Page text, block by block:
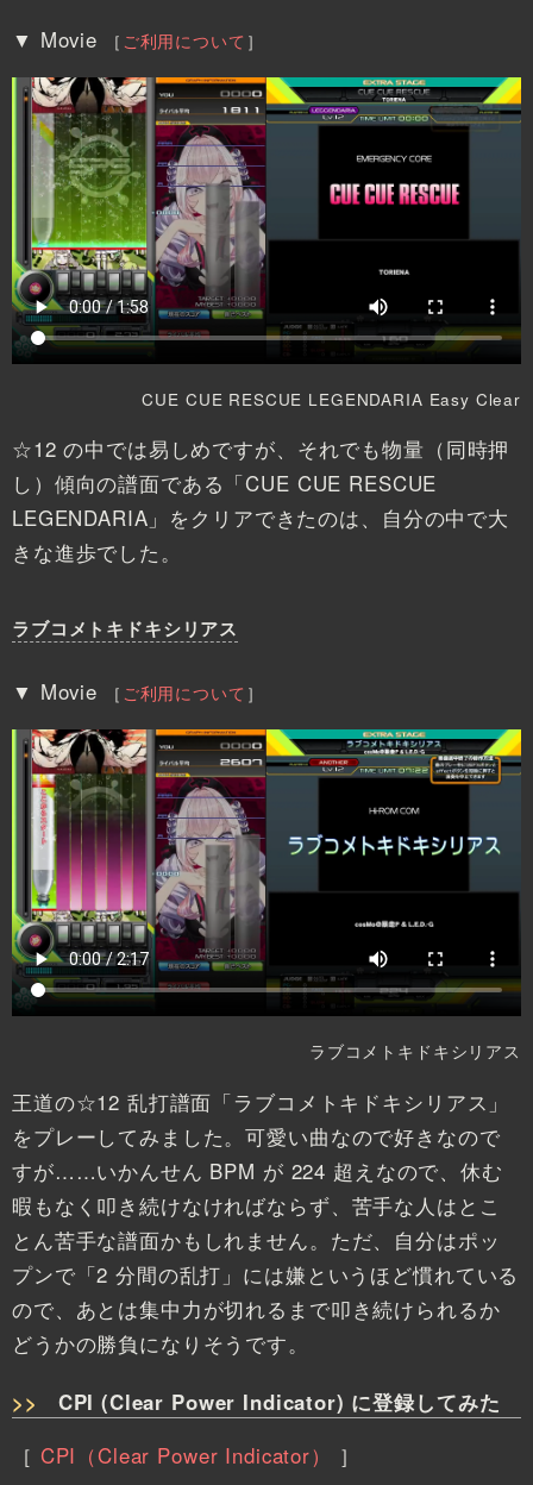
▼ Movie ［ ご利用について ］
CUE CUE RESCUE LEGENDARIA Easy Clear
☆12 の中では易しめですが、それでも物量（同時押
し）傾向の譜面である「CUE CUE RESCUE
LEGENDARIA」をクリアできたのは、自分の中で大
きな進歩でした。
ラブコメトキドキシリアス
▼ Movie ［ ご利用について ］
ラブコメトキドキシリアス
王道の☆12 乱打譜面「ラブコメトキドキシリアス」
をプレーしてみました。可愛い曲なので好きなので
すが……いかんせん BPM が 224 超えなので、休む
暇もなく叩き続けなければならず、苦手な人はとこ
とん苦手な譜面かもしれません。ただ、自分はポッ
プンで「2 分間の乱打」には嫌というほど慣れている
ので、あとは集中力が切れるまで叩き続けられるか
どうかの勝負になりそうです。
CPI (Clear Power Indicator) に登録してみた
［ CPI（Clear Power Indicator） ］